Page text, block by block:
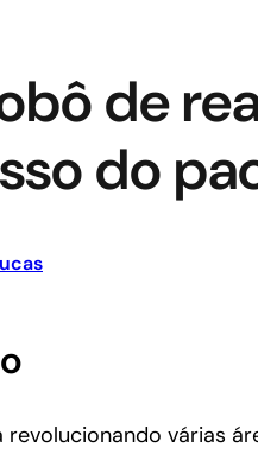
de
do
várias